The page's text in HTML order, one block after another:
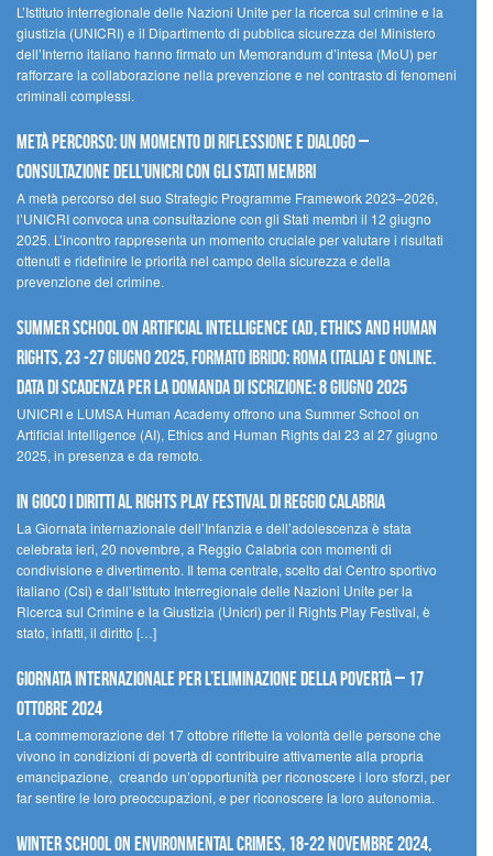
L’Istituto interregionale delle Nazioni Unite per la ricerca sul crimine e la
giustizia (UNICRI) e il Dipartimento di pubblica sicurezza del Ministero
dell’Interno italiano hanno firmato un Memorandum d’intesa (MoU) per
rafforzare la collaborazione nella prevenzione e nel contrasto di fenomeni
criminali complessi.
Metà percorso: un momento di riflessione e dialogo –
Consultazione dell’UNICRI con gli Stati membri
A metà percorso del suo Strategic Programme Framework 2023–2026,
l’UNICRI convoca una consultazione con gli Stati membri il 12 giugno
2025. L’incontro rappresenta un momento cruciale per valutare i risultati
ottenuti e ridefinire le priorità nel campo della sicurezza e della
prevenzione del crimine.
Summer School on Artificial Intelligence (AI), Ethics and Human
Rights, 23 -27 giugno 2025, Formato Ibrido: Roma (Italia) e online.
Data di scadenza per la domanda di iscrizione: 8 giugno 2025
UNICRI e LUMSA Human Academy offrono una Summer School on
Artificial Intelligence (AI), Ethics and Human Rights dal 23 al 27 giugno
2025, in presenza e da remoto.
In gioco i diritti al Rights Play Festival di Reggio Calabria
La Giornata internazionale dell’Infanzia e dell’adolescenza è stata
celebrata ieri, 20 novembre, a Reggio Calabria con momenti di
condivisione e divertimento. Il tema centrale, scelto dal Centro sportivo
italiano (Csi) e dall’Istituto Interregionale delle Nazioni Unite per la
Ricerca sul Crimine e la Giustizia (Unicri) per il Rights Play Festival, è
stato, infatti, il diritto […]
Giornata internazionale per l’eliminazione della povertà – 17
ottobre 2024
La commemorazione del 17 ottobre riflette la volontà delle persone che
vivono in condizioni di povertà di contribuire attivamente alla propria
emancipazione, creando un’opportunità per riconoscere i loro sforzi, per
far sentire le loro preoccupazioni, e per riconoscere la loro autonomia.
Winter School on Environmental Crimes, 18-22 novembre 2024,